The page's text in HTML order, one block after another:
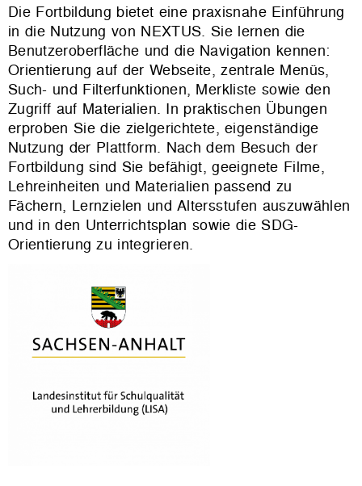
Die Fortbildung bietet eine praxisnahe Einführung
in die Nutzung von NEXTUS. Sie lernen die
Benutzeroberfläche und die Navigation kennen:
Orientierung auf der Webseite, zentrale Menüs,
Such- und Filterfunktionen, Merkliste sowie den
Zugriff auf Materialien. In praktischen Übungen
erproben Sie die zielgerichtete, eigenständige
Nutzung der Plattform. Nach dem Besuch der
Fortbildung sind Sie befähigt, geeignete Filme,
Lehreinheiten und Materialien passend zu
Fächern, Lernzielen und Altersstufen auszuwählen
und in den Unterrichtsplan sowie die SDG-
Orientierung zu integrieren.